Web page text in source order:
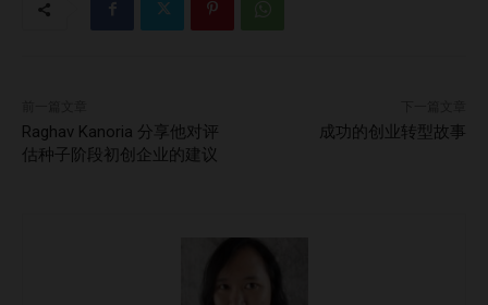
在快速消费品领域，对电子商务和供应链管理专家的需求也在
招聘领域有哪些变化？您认为哪些工具或创新对泰国的招聘流
程产生了最大影响？ 答： 人工智能和技术正在显著改变泰国
效，通过自动化处理简历筛选和候选人评估等耗时任务，大大
加快了招聘流程。 此外，大数据也在提升招聘质量的同时发
Raghav Kanoria 分享他对评
估种子阶段初创企业的建议
成功的创业转型故事